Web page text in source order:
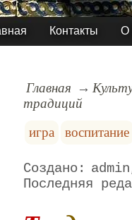
Контакты О
Главная
традиций
игра
воспитание
admin